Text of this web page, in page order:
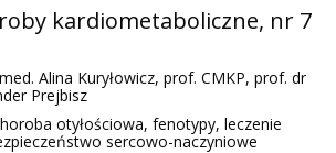
kardiometaboliczne, nr 7
Alina Kuryłowicz, prof. CMKP, prof. dr
Prejbisz
otyłościowa, fenotypy, leczenie
sercowo-naczyniowe